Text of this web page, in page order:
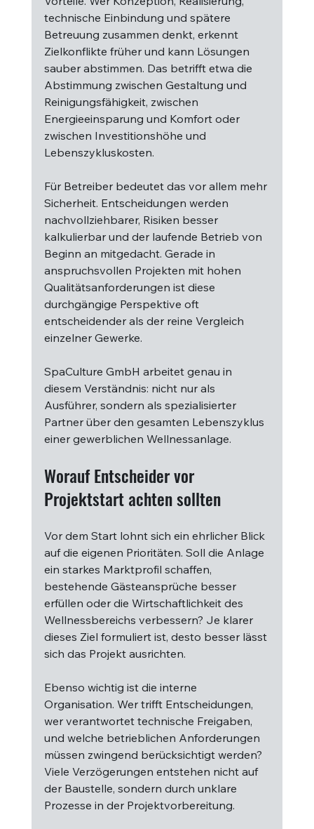
technische Einbindung und spätere
Betreuung zusammen denkt, erkennt
Zielkonflikte früher und kann Lösungen
sauber abstimmen. Das betrifft etwa die
Abstimmung zwischen Gestaltung und
Reinigungsfähigkeit, zwischen
Energieeinsparung und Komfort oder
zwischen Investitionshöhe und
Lebenszykluskosten.
Für Betreiber bedeutet das vor allem mehr
Sicherheit. Entscheidungen werden
nachvollziehbarer, Risiken besser
kalkulierbar und der laufende Betrieb von
Beginn an mitgedacht. Gerade in
anspruchsvollen Projekten mit hohen
Qualitätsanforderungen ist diese
durchgängige Perspektive oft
entscheidender als der reine Vergleich
einzelner Gewerke.
SpaCulture GmbH arbeitet genau in
diesem Verständnis: nicht nur als
Ausführer, sondern als spezialisierter
Partner über den gesamten Lebenszyklus
einer gewerblichen Wellnessanlage.
Worauf Entscheider vor
Projektstart achten sollten
Vor dem Start lohnt sich ein ehrlicher Blick
auf die eigenen Prioritäten. Soll die Anlage
ein starkes Marktprofil schaffen,
bestehende Gästeansprüche besser
erfüllen oder die Wirtschaftlichkeit des
Wellnessbereichs verbessern? Je klarer
dieses Ziel formuliert ist, desto besser lässt
sich das Projekt ausrichten.
Ebenso wichtig ist die interne
Organisation. Wer trifft Entscheidungen,
wer verantwortet technische Freigaben,
und welche betrieblichen Anforderungen
müssen zwingend berücksichtigt werden?
Viele Verzögerungen entstehen nicht auf
der Baustelle, sondern durch unklare
Prozesse in der Projektvorbereitung.